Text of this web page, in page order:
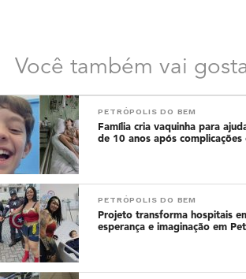
Você também vai
PETRÓPOLIS DO BEM
Família cria vaquinha para
de 10 anos após complicações
PETRÓPOLIS DO BEM
Projeto transforma hospitais
esperança e imaginação em